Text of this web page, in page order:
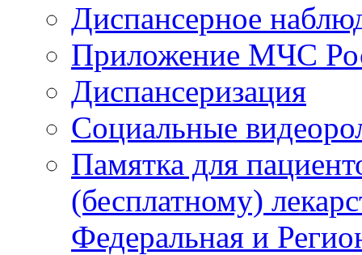
Диспансерное
Приложение МЧС
Диспансеризация
Социальные
Памятка для
(бесплатному)
Федеральная и